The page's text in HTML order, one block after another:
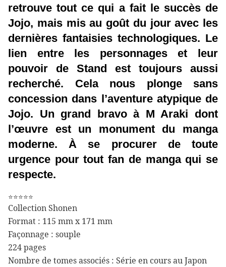
retrouve tout ce qui a fait le succès de
Jojo, mais mis au goût du jour avec les
dernières fantaisies technologiques. Le
lien entre les personnages et leur
pouvoir de Stand est toujours aussi
recherché. Cela nous plonge sans
concession dans l’aventure atypique de
Jojo. Un grand bravo à M Araki dont
l’œuvre est un monument du manga
moderne. À se procurer de toute
urgence pour tout fan de manga qui se
respecte.
⭐⭐⭐⭐⭐
Collection Shonen
Format : 115 mm x 171 mm
Façonnage : souple
224 pages
Nombre de tomes associés : Série en cours au Japon